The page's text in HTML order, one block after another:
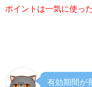
ポイントは一気に使っ
有効期間が